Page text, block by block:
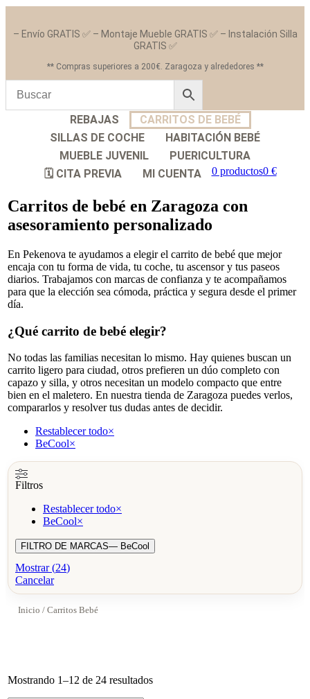
– Envío GRATIS ✅ – Montaje Mueble GRATIS ✅ – Instalación Silla
GRATIS ✅
** Compras superiores a 200€. Zaragoza y alrededores **
REBAJAS
CARRITOS DE BEBÉ
SILLAS DE COCHE
HABITACIÓN BEBÉ
MUEBLE JUVENIL
PUERICULTURA
🗓️ CITA PREVIA
MI CUENTA 0 productos0 €
Carritos de bebé en Zaragoza con
asesoramiento personalizado
En Pekenova te ayudamos a elegir el carrito de bebé que mejor
encaja con tu forma de vida, tu coche, tu ascensor y tus paseos
diarios. Trabajamos con marcas de confianza y te acompañamos
para que la elección sea cómoda, práctica y segura desde el primer
día.
¿Qué carrito de bebé elegir?
No todas las familias necesitan lo mismo. Hay quienes buscan un
carrito ligero para ciudad, otros prefieren un dúo completo con
capazo y silla, y otros necesitan un modelo compacto que entre
bien en el maletero. En nuestra tienda de Zaragoza puedes verlos,
compararlos y resolver tus dudas antes de decidir.
Restablecer todo×
BeCool×
Filtros
Restablecer todo×
BeCool×
FILTRO DE MARCAS— BeCool
Mostrar(24)
Cancelar
Inicio / Carritos Bebé
Mostrando 1–12 de 24 resultados